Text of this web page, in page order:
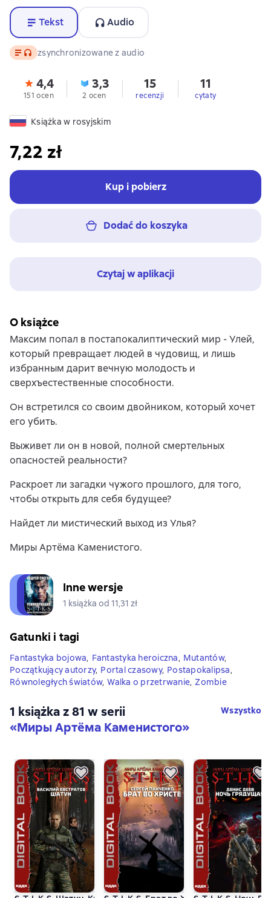
Tekst Audio
Tekst, format audio dostępny
zsynchronizowane z audio
4,4
151 ocen
3,3
2 ocen
15
recenzji
11
cytaty
Książka w rosyjskim
7,22 zł
Kup i pobierz
Dodać do koszyka
Czytaj w aplikacji
O książce
Максим попал в постапокалиптический мир - Улей,
который превращает людей в чудовищ, и лишь
избранным дарит вечную молодость и
сверхъестественные способности.
Он встретился со своим двойником, который хочет
его убить.
Выживет ли он в новой, полной смертельных
опасностей реальности?
Раскроет ли загадки чужого прошлого, для того,
чтобы открыть для себя будущее?
Найдет ли мистический выход из Улья?
Миры Артёма Каменистого.
Inne wersje
1 książka od 11,31 zł
Gatunki i tagi
Fantastyka bojowa, Fantastyka heroiczna, Mutantów,
Początkujący autorzy, Portal czasowy, Postapokalipsa,
Równoległych światów, Walka o przetrwanie, Zombie
1 książka z 81 w serii
«Миры Артёма Каменистого»
Wszystko